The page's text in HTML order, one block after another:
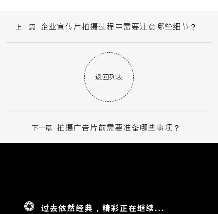
上一篇 企业宣传片拍摄过程中需要注意哪些细节？
返回列表
下一篇 拍摄广告片前需要准备哪些事项？
过去依然经典，精彩正在继续...